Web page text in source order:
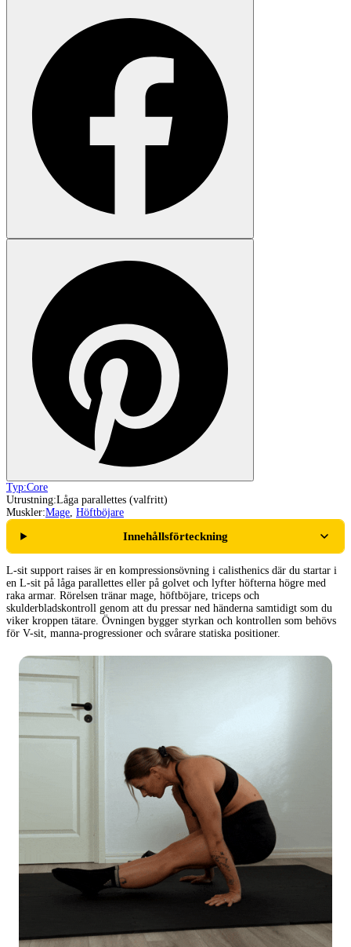
Typ:Core
Utrustning:Låga parallettes (valfritt)
Muskler:Mage, Höftböjare
Innehållsförteckning
L-sit support raises är en kompressionsövning i calisthenics där du startar i
en L-sit på låga parallettes eller på golvet och lyfter höfterna högre med
raka armar. Rörelsen tränar mage, höftböjare, triceps och
skulderbladskontroll genom att du pressar ned händerna samtidigt som du
viker kroppen tätare. Övningen bygger styrkan och kontrollen som behövs
för V-sit, manna-progressioner och svårare statiska positioner.